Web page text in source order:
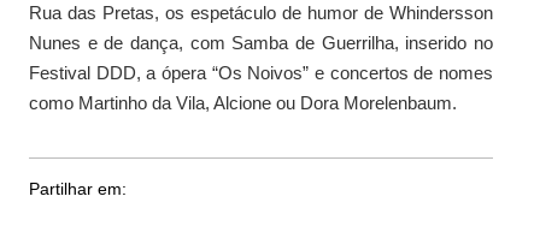
Rua das Pretas, os espetáculo de humor de Whindersson
Nunes e de dança, com Samba de Guerrilha, inserido no
Festival DDD, a ópera “Os Noivos” e concertos de nomes
como Martinho da Vila, Alcione ou Dora Morelenbaum.
Partilhar em: